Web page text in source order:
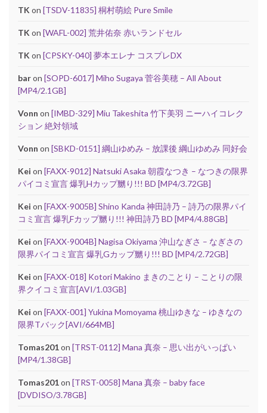
TK on [TSDV-11835] 桐村萌絵 Pure Smile
TK on [WAFL-002] 荒井佑奈 赤いランドセル
TK on [CPSKY-040] 夢本エレナ コスプレDX
baron [SOPD-6017] Miho Sugaya 菅谷美穂 – All About
[MP4/2.1GB]
Vonn on [IMBD-329] Miu Takeshita 竹下美羽 ニーハイコレク
ション 絶対領域
Vonn on [SBKD-0151] 綱山ゆめみ – 放課後 綱山ゆめみ 同好会
Kei on [FAXX-9012] Natsuki Asaka 朝霞なつき – なつきの限界
パイコミ宣言 爆乳Hカップ嬲り!!! BD [MP4/3.72GB]
Kei on [FAXX-9005B] Shino Kanda 神田詩乃 – 詩乃の限界パイ
コミ宣言 爆乳Fカップ嬲り!!! 神田詩乃 BD [MP4/4.88GB]
Kei on [FAXX-9004B] Nagisa Okiyama 沖山なぎさ – なぎさの
限界パイコミ宣言 爆乳Gカップ嬲り!!! BD [MP4/2.72GB]
Kei on [FAXX-018] Kotori Makino まきのことり – ことりの限
界クイコミ宣言[AVI/1.03GB]
Kei on [FAXX-001] Yukina Momoyama 桃山ゆきな – ゆきなの
限界Tバック[AVI/664MB]
Tomas201on [TRST-0112] Mana 真奈 – 思い出がいっぱい
[MP4/1.38GB]
Tomas201on [TRST-0058] Mana 真奈 – baby face
[DVDISO/3.78GB]